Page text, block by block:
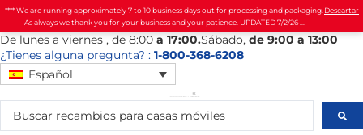
**** We are running approximately 7 to 10 business days out for processing and packaging.
As always we thank you for your business and your patience. UPDATED 7/2/26 ...
Descartar
De lunes a viernes , de 8:00 a 17:00.Sábado, de 9:00 a 13:00
¿Tienes alguna pregunta? : 1-800-368-6208
Español